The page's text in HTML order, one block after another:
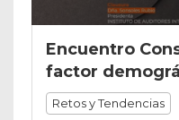
Encuentro
factor
Retos y Tendencias